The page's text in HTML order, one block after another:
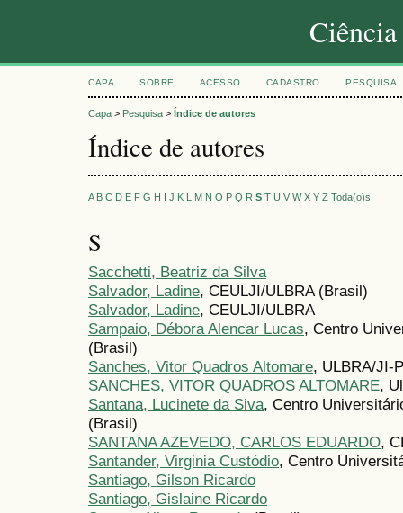
CAPA SOBRE ACESSO CADASTRO PESQUISA
Capa > Pesquisa > Índice de autores
Índice de autores
A B C D E F G H I J K L M N O P Q R S T U V W X Y Z Toda(o)s
S
Sacchetti, Beatriz da Silva
Salvador, Ladine, CEULJI/ULBRA (Brasil)
Salvador, Ladine, CEULJI/ULBRA
Sampaio, Débora Alencar Lucas, Centro
(Brasil)
Sanches, Vitor Quadros Altomare, ULBRA/JI-
SANCHES, VITOR QUADROS ALTOMARE,
Santana, Lucinete da Siva, Centro
(Brasil)
SANTANA AZEVEDO, CARLOS EDUARDO,
Santander, Virginia Custódio, Centro
Santiago, Gilson Ricardo
Santiago, Gislaine Ricardo